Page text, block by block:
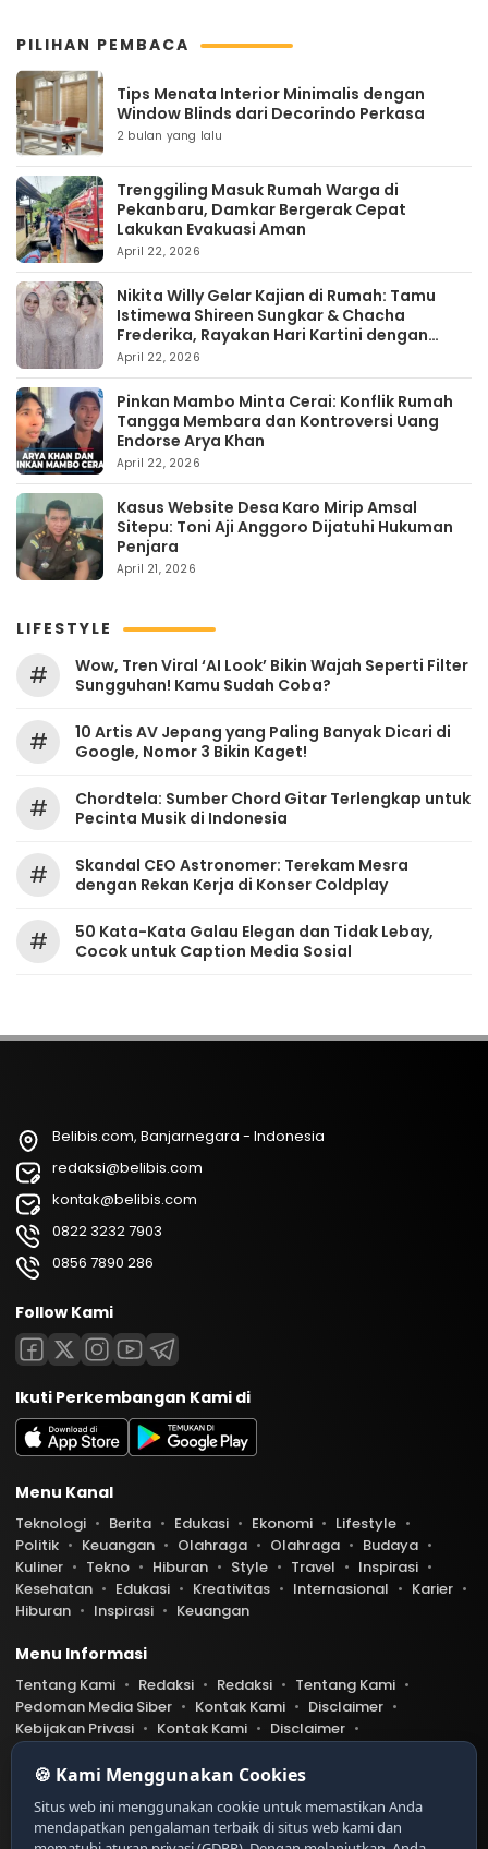
PILIHAN PEMBACA
Tips Menata Interior Minimalis dengan
Window Blinds dari Decorindo Perkasa
2 bulan yang lalu
Trenggiling Masuk Rumah Warga di
Pekanbaru, Damkar Bergerak Cepat
Lakukan Evakuasi Aman
April 22, 2026
Nikita Willy Gelar Kajian di Rumah: Tamu
Istimewa Shireen Sungkar & Chacha
Frederika, Rayakan Hari Kartini dengan
Kehangatan
April 22, 2026
Pinkan Mambo Minta Cerai: Konflik Rumah
Tangga Membara dan Kontroversi Uang
Endorse Arya Khan
April 22, 2026
Kasus Website Desa Karo Mirip Amsal
Sitepu: Toni Aji Anggoro Dijatuhi Hukuman
Penjara
April 21, 2026
LIFESTYLE
#
Wow, Tren Viral ‘AI Look’ Bikin Wajah Seperti Filter
Sungguhan! Kamu Sudah Coba?
#
10 Artis AV Jepang yang Paling Banyak Dicari di
Google, Nomor 3 Bikin Kaget!
#
Chordtela: Sumber Chord Gitar Terlengkap untuk
Pecinta Musik di Indonesia
#
Skandal CEO Astronomer: Terekam Mesra
dengan Rekan Kerja di Konser Coldplay
#
50 Kata-Kata Galau Elegan dan Tidak Lebay,
Cocok untuk Caption Media Sosial
Belibis.com, Banjarnegara - Indonesia
redaksi@belibis.com
kontak@belibis.com
0822 3232 7903
0856 7890 286
Follow Kami
Ikuti Perkembangan Kami di
Menu Kanal
Teknologi Berita Edukasi Ekonomi
Lifestyle
Politik
Keuangan Olahraga Olahraga
Budaya
Kuliner
Tekno Hiburan Style Travel
Inspirasi
Kesehatan
Edukasi Kreativitas Internasional
Karier
Hiburan
Inspirasi Keuangan
Menu Informasi
Tentang Kami Redaksi Redaksi
Tentang Kami
Pedoman Media Siber
Kontak Kami
Disclaimer
Kebijakan Privasi
Kontak Kami
Disclaimer
Pedoman Media Siber
Belibis.com telah diverifikasi oleh Dewan Pers
tifikat Nomor 9999/DP-Verifikasi/K/XII/20XX
https://dewanpers.or.id/data/contoh-xxx
🍪 Kami Menggunakan Cookies
Situs web ini menggunakan cookie untuk memastikan Anda
mendapatkan pengalaman terbaik di situs web kami dan